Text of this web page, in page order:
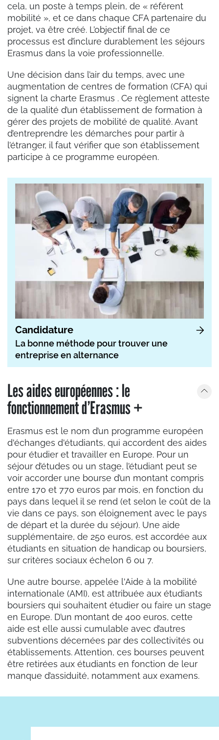
cela, un poste à temps plein, de « référent
mobilité », et ce dans chaque CFA partenaire du
projet, va être créé. L’objectif final de ce
processus est d’inclure durablement les séjours
Erasmus dans la voie professionnelle.
Une décision dans l’air du temps, avec une
augmentation de centres de formation (CFA) qui
signent la charte Erasmus . Ce règlement atteste
de la qualité d’un établissement de formation à
gérer des projets de mobilité de qualité. Avant
d’entreprendre les démarches pour partir à
l’étranger, il faut vérifier que son établissement
participe à ce programme européen.
Candidature
La bonne méthode pour trouver une
entreprise en alternance
Les aides européennes : le
fonctionnement d’Erasmus +
Erasmus est le nom d’un programme européen
d'échanges d'étudiants, qui accordent des aides
pour étudier et travailler en Europe. Pour un
séjour d’études ou un stage, l’étudiant peut se
voir accorder une bourse d’un montant compris
entre 170 et 770 euros par mois, en fonction du
pays dans lequel il se rend (et selon le coût de la
vie dans ce pays, son éloignement avec le pays
de départ et la durée du séjour). Une aide
supplémentaire, de 250 euros, est accordée aux
étudiants en situation de handicap ou boursiers,
sur critères sociaux échelon 6 ou 7.
Une autre bourse, appelée l'Aide à la mobilité
internationale (AMI), est attribuée aux étudiants
boursiers qui souhaitent étudier ou faire un stage
en Europe. D’un montant de 400 euros, cette
aide est elle aussi cumulable avec d’autres
subventions décernées par des collectivités ou
établissements. Attention, ces bourses peuvent
être retirées aux étudiants en fonction de leur
manque d’assiduité, notamment aux examens.